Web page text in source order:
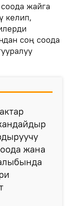
жайга
келип,
соң соода
жана